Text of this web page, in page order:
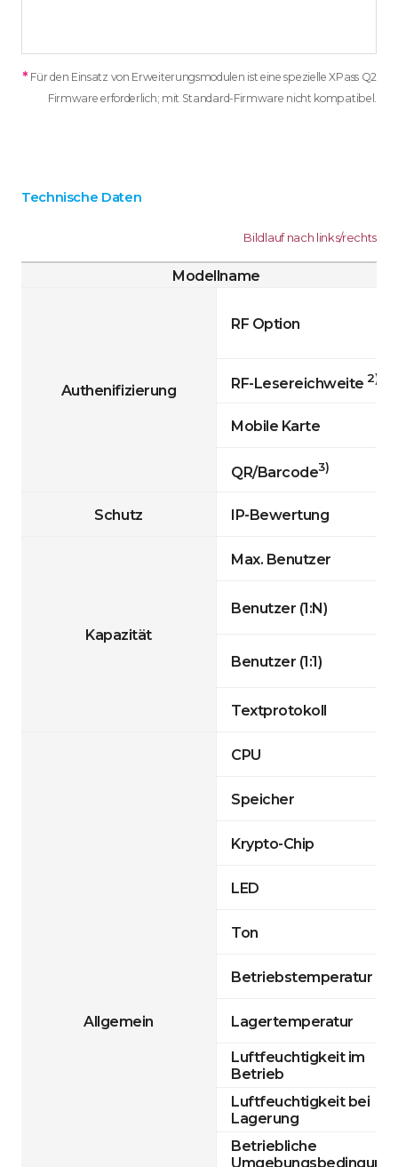
* Für den Einsatz von Erweiterungsmodulen ist eine spezielle XPass Q2
Firmware erforderlich; mit Standard-Firmware nicht kompatibel.
Technische Daten
Bildlauf nach links/rechts
Modellname
Authenifizierung
RF Option
RF-Lesereichweite 2)
Mobile Karte
QR/Barcode3)
Schutz IP-Bewertung
Kapazität
Max. Benutzer
Benutzer (1:N)
Benutzer (1:1)
Textprotokoll
Allgemein
CPU
Speicher
Krypto-Chip
LED
Ton
Betriebstemperatur
Lagertemperatur
Luftfeuchtigkeit im
Betrieb
Luftfeuchtigkeit bei
Lagerung
Betriebliche